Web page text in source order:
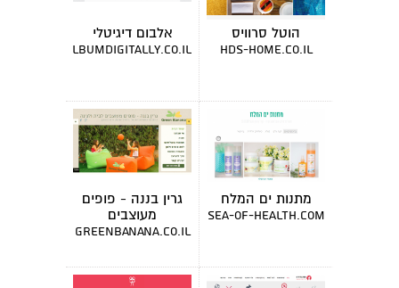
הוטל סרוויס
hds-home.co.il
אלבום דיגיטלי
albumdigitally.co.il
מתנות ים המלח
sea-of-health.com
גרין בננה - פופים
מעוצבים
greenbanana.co.il